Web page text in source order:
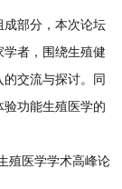
成部分，本次论坛
者，围绕生殖健
交流与探讨。同
功能生殖医学的